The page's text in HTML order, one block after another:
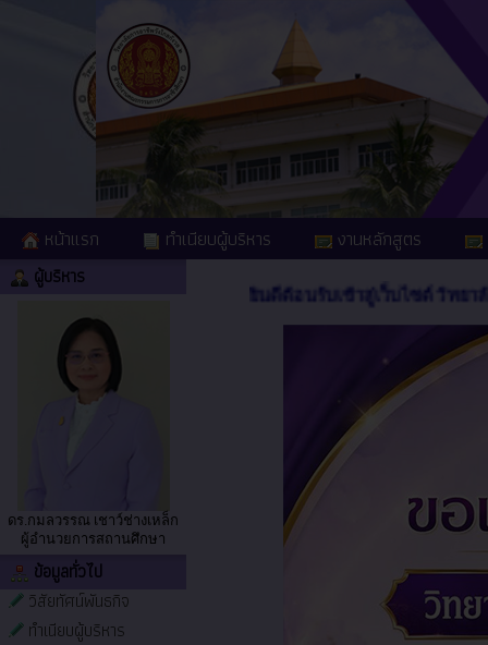
หน้าแรก ทำเนียบผู้บริหาร งานหลักสูตร
ผู้บริหาร
ดร.กมลวรรณ เชาว์ช่างเหล็ก
ผู้อำนวยการสถานศึกษา
ข้อมูลทั่วไป
วิสัยทัศน์พันธกิจ
ทำเนียบผู้บริหาร
ยินดีต้อนรับเข้าสู่เว็บไซต์ วิทยาลัยการ